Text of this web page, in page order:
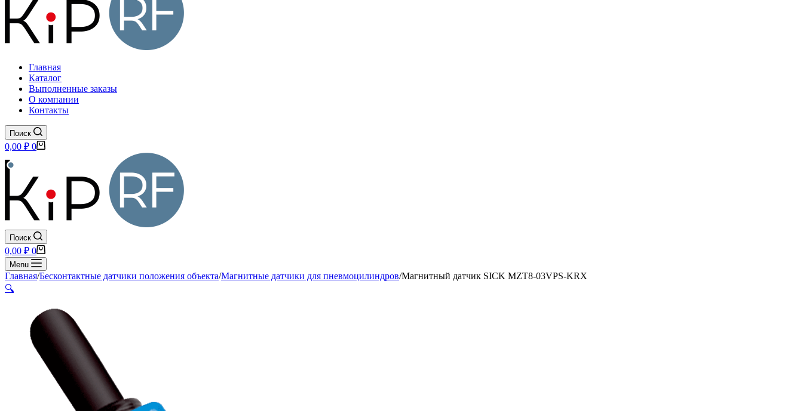
Главная
Каталог
Выполненные заказы
О компании
Контакты
Поиск
Корзина
0,00 ₽ 0
Поиск
Корзина
0,00 ₽ 0
Menu
Главная/Бесконтактные датчики положения объекта/Магнитные датчики для пневмоцилиндров/Магнитный датчик SICK MZT8-03VPS-KRX
🔍